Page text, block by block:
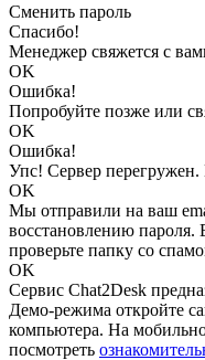
Сменить пароль
Спасибо!
Менеджер свяжется с
OK
Ошибка!
Попробуйте позже или
OK
Ошибка!
Упс! Сервер
OK
Мы отправили на ваш
восстановлению
проверьте папку со
OK
Сервис Chat2Desk
Демо-режима откройте
компьютера. На
посмотреть